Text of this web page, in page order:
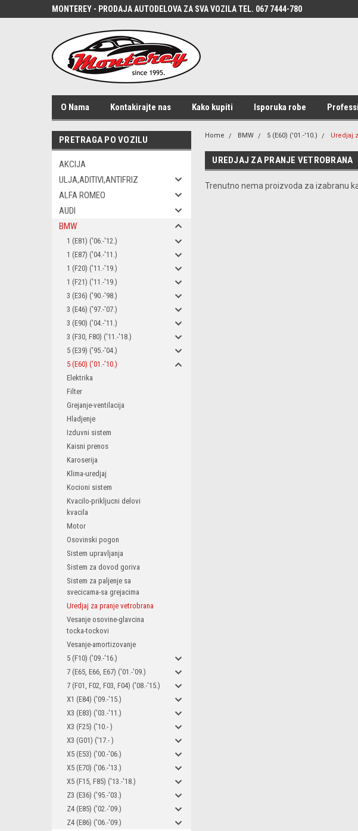
MONTEREY - PRODAJA AUTODELOVA ZA SVA VOZILA TEL. 067 7444-780
O Nama Kontakirajte nas Kako kupiti Isporuka robe
PRETRAGA PO VOZILU
AKCIJA
ULJA,ADITIVI,ANTIFRIZ
ALFA ROMEO
AUDI
BMW
1 (E81) ('06.-'12.)
1 (E87) ('04.-'11.)
1 (F20) ('11.-'19.)
1 (F21) ('11.-'19.)
3 (E36) ('90.-'98.)
3 (E46) ('97.-'07.)
3 (E90) ('04.-'11.)
3 (F30, F80) ('11.-'18.)
5 (E39) ('95.-'04.)
5 (E60) ('01.-'10.)
Elektrika
Filter
Grejanje-ventilacija
Hladjenje
Izduvni sistem
Kaisni prenos
Karoserija
Klima-uredjaj
Kocioni sistem
Kvacilo-prikljucni delovi
kvacila
Motor
Osovinski pogon
Sistem upravljanja
Sistem za dovod goriva
Sistem za paljenje sa
svecicama-sa grejacima
Uredjaj za pranje vetrobrana
Vesanje osovine-glavcina
tocka-tockovi
Vesanje-amortizovanje
5 (F10) ('09.-'16.)
7 (E65, E66, E67) ('01.-'09.)
7 (F01, F02, F03, F04) ('08.-'15.)
X1 (E84) ('09.-'15.)
X3 (E83) ('03.-'11.)
X3 (F25) ('10.- )
X3 (G01) ('17.- )
X5 (E53) ('00.-'06.)
X5 (E70) ('06.-'13.)
X5 (F15, F85) ('13.-'18.)
Z3 (E36) ('95.-'03.)
Z4 (E85) ('02.-'09.)
Z4 (E86) ('06.-'09.)
Home BMW 5 (E60) ('01.-'10.) Uredjaj
UREDJAJ ZA PRANJE VETROBRANA
Trenutno nema proizvoda za izabranu